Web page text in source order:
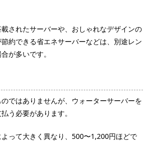
されたサーバーや、おしゃれなデザインの
約できる省エネサーバーなどは、別途レン
が多いです。
ではありませんが、ウォーターサーバーを
う必要があります。
って大きく異なり、500〜1,200円ほどで